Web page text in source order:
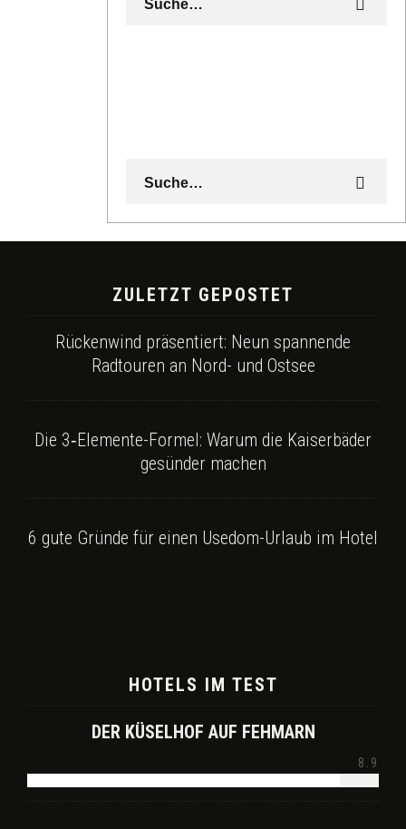
ZULETZT GEPOSTET
Rückenwind präsentiert: Neun spannende
Radtouren an Nord- und Ostsee
Die 3‑Elemente-Formel: Warum die Kaiserbäder
gesünder machen
6 gute Gründe für einen Usedom-Urlaub im Hotel
HOTELS IM TEST
DER KÜSELHOF AUF FEHMARN
8.9